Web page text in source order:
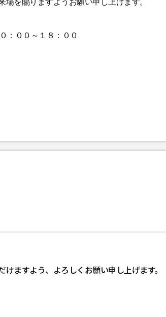
を賜りますようお願い申し上げます。
：００～１８：００
ますよう、よろしくお願い申し上げます。